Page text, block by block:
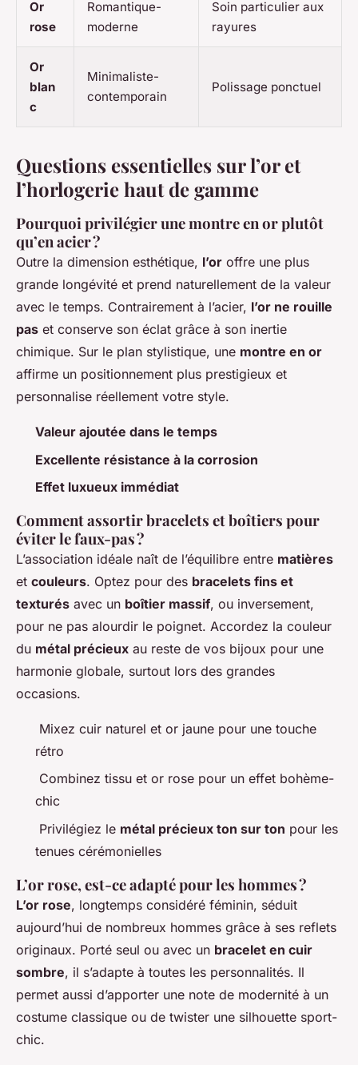
Or
rose
Romantique-
moderne
Soin particulier aux
rayures
Or
blan
c
Minimaliste-
contemporain
Polissage ponctuel
Questions essentielles sur l’or et
l’horlogerie haut de gamme
Pourquoi privilégier une montre en or plutôt
qu’en acier ?
Outre la dimension esthétique, l’or offre une plus
grande longévité et prend naturellement de la valeur
avec le temps. Contrairement à l’acier, l’or ne rouille
pas et conserve son éclat grâce à son inertie
chimique. Sur le plan stylistique, une montre en or
affirme un positionnement plus prestigieux et
personnalise réellement votre style.
Valeur ajoutée dans le temps
Excellente résistance à la corrosion
Effet luxueux immédiat
Comment assortir bracelets et boîtiers pour
éviter le faux-pas ?
L’association idéale naît de l’équilibre entre matières
et couleurs. Optez pour des bracelets fins et
texturés avec un boîtier massif, ou inversement,
pour ne pas alourdir le poignet. Accordez la couleur
du métal précieux au reste de vos bijoux pour une
harmonie globale, surtout lors des grandes
occasions.
Mixez cuir naturel et or jaune pour une touche
rétro
Combinez tissu et or rose pour un effet bohème-
chic
Privilégiez le métal précieux ton sur ton pour les
tenues cérémonielles
L’or rose, est-ce adapté pour les hommes ?
L’or rose, longtemps considéré féminin, séduit
aujourd’hui de nombreux hommes grâce à ses reflets
originaux. Porté seul ou avec un bracelet en cuir
sombre, il s’adapte à toutes les personnalités. Il
permet aussi d’apporter une note de modernité à un
costume classique ou de twister une silhouette sport-
chic.